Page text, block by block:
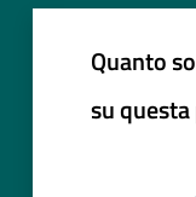
Quanto
su